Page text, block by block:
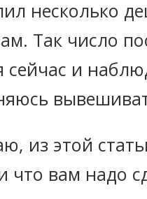
несколько
Так число
сейчас и
из этой
что вам надо